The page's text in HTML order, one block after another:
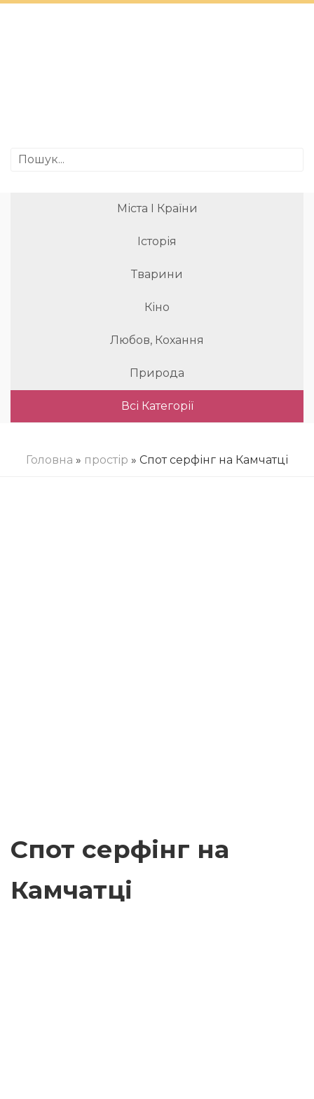
Міста І Країни
Історія
Тварини
Кіно
Любов, Кохання
Природа
Всі Категорії
Головна » простір » Спот серфінг на Камчатці
Спот серфінг на
Камчатці